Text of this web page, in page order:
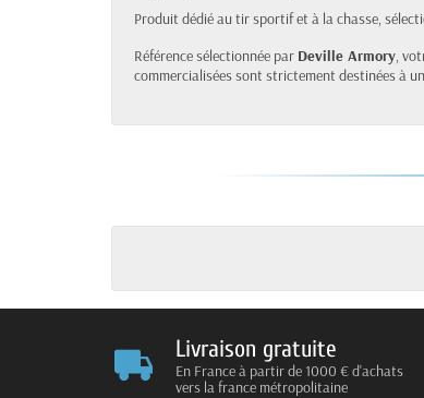
Produit dédié au tir sportif et à la chasse,
Référence sélectionnée par Deville Armory,
commercialisées sont strictement destinées à
Livraison gratuite
En France à partir de 1000 € d'achats
vers la france métropolitaine